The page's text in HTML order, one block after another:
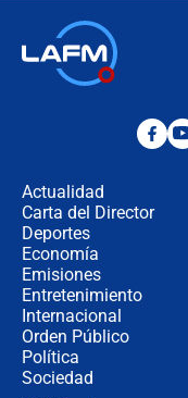
Actualidad
Carta del Director
Deportes
Economía
Emisiones
Entretenimiento
Internacional
Orden Público
Política
Sociedad